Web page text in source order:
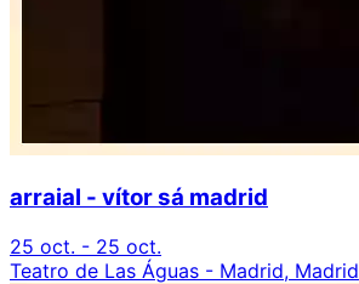
arraial - vítor sá madrid
25 oct. - 25 oct.
Teatro de Las Águas - Madrid, Madrid